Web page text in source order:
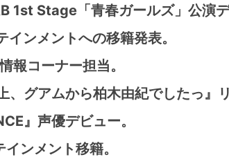
Stage「青春ガールズ」公演デ
ンメントへの移籍発表。
報コーナー担当。
グアムから柏木由紀でしたっ』リ
』声優デビュー。
ンメント移籍。